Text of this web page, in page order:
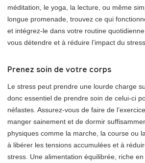
méditation, le yoga, la lecture, ou même
longue promenade, trouvez ce qui
et intégrez-le dans votre routine
vous détendre et à réduire l’impact du
Prenez soin de votre corps
Le stress peut prendre une lourde charge
donc essentiel de prendre soin de celui-ci
néfastes. Assurez-vous de faire de
manger sainement et de dormir
physiques comme la marche, la course ou
à libérer les tensions accumulées et à
stress. Une alimentation équilibrée, riche en